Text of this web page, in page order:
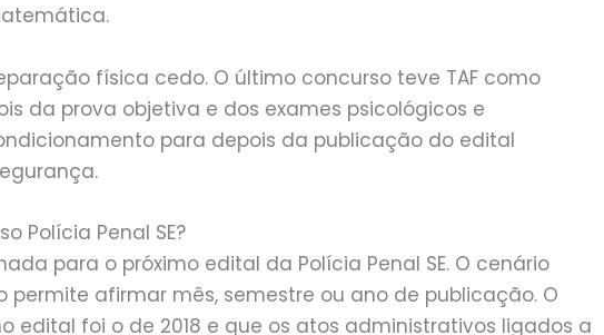
física cedo. O último concurso teve TAF como
da prova objetiva e dos exames psicológicos e
para depois da publicação do edital
Polícia Penal SE?
para o próximo edital da Polícia Penal SE. O cenário
permite afirmar mês, semestre ou ano de publicação. O
edital foi o de 2018 e que os atos administrativos ligados a